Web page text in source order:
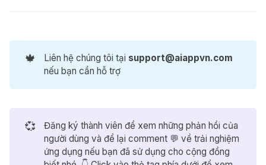
🍁 Liên hệ chúng tôi tại support@aiappvn.com
nếu bạn cần hỗ trợ
💞
Đăng ký thành viên để xem những phản hồi của
người dùng và để lại comment 💬 về trải nghiệm
ứng dụng nếu bạn đã sử dụng cho cộng đồng
1.800.000₫6.288.000₫
Higgsfield
Miễn phí 1 năm sử dụng gói Pro